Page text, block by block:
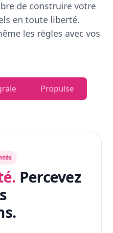
de construire votre
en toute liberté.
les règles avec vos
Propulse
Percevez